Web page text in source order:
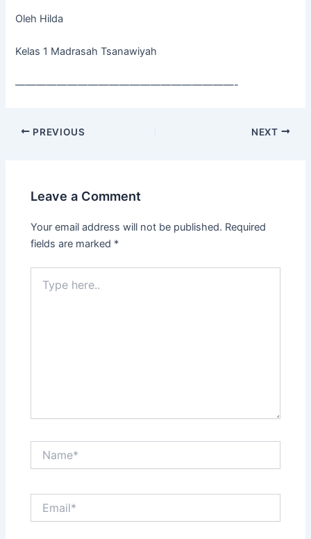
Oleh Hilda
Kelas 1 Madrasah Tsanawiyah
—————————————————————-
PREVIOUS NEXT
Leave a Comment
Your email address will not be published. Required
fields are marked *
here..